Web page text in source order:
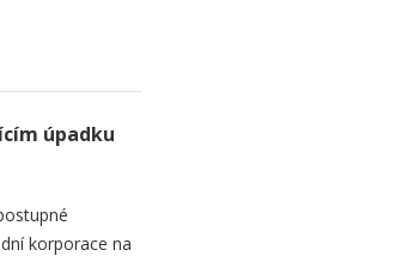
úpadku
korporace na